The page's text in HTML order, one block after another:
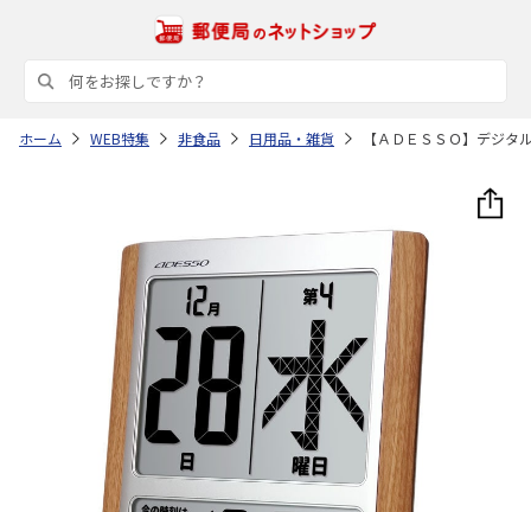
ホーム WEB特集 非食品 日用品・雑貨 【ＡＤＥＳＳＯ】デジ